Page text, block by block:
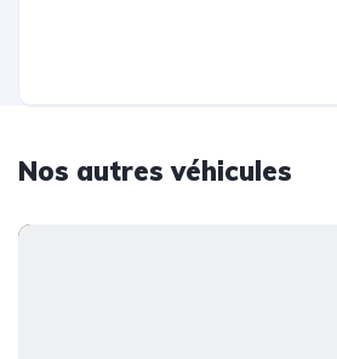
Nos autres véhicules